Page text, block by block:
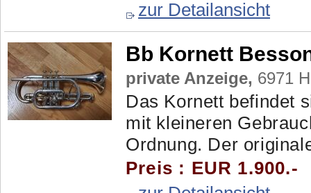
zur Detailansicht
Bb Kornett
private Anzeige, 6971
Das Kornett befindet
mit kleineren
Ordnung. Der
Preis : EUR 1.900.-